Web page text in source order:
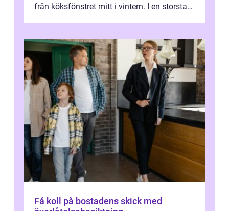
från köksfönstret mitt i vintern. I en storstad
Få koll på bostadens skick med